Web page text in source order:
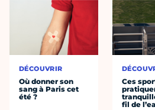
DÉCOUVRIR
Où donner son
sang à Paris cet
été ?
Ces
fil de